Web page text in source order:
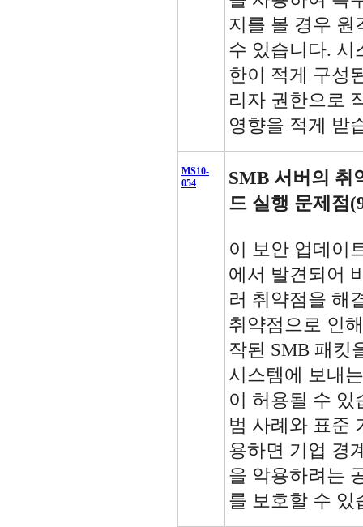
지를 볼 경우 원
수 있습니다. 시
한이 적게 구성
리자 권한으로
영향을 적게 받
MS10-
054
SMB 서버의 취
드 실행 문제점
이 보안 업데이
에서 발견되어
러 취약점을 해
취약점으로 인
작된 SMB 패킷
시스템에 보내
이 허용될 수 있
범 사례와 표준
용하면 기업 경
을 악용하려는
를 보호할 수 있